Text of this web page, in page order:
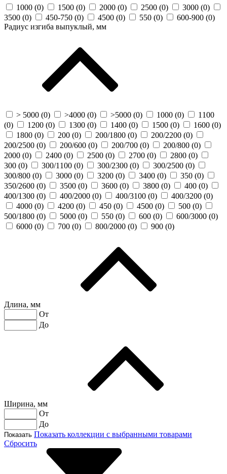
1000 (0) 1500 (0) 2000 (0) 2500 (0) 3000 (0)
3500 (0) 450-750 (0) 4500 (0) 550 (0) 600-900 (0)
Радиус изгиба выпуклый, мм
> 5000 (0) >4000 (0) >5000 (0) 1000 (0)
1100
(0) 1200 (0) 1300 (0) 1400 (0) 1500 (0) 1600 (0)
1800 (0) 200 (0) 200/1800 (0) 200/2200 (0)
200/2500 (0) 200/600 (0) 200/700 (0) 200/800 (0)
2000 (0) 2400 (0) 2500 (0) 2700 (0) 2800 (0)
300 (0) 300/1100 (0) 300/2300 (0) 300/2500 (0)
300/800 (0) 3000 (0) 3200 (0) 3400 (0) 350 (0)
350/2600 (0) 3500 (0) 3600 (0) 3800 (0) 400 (0)
400/1300 (0) 400/2000 (0) 400/3100 (0) 400/3200 (0)
4000 (0) 4200 (0) 450 (0) 4500 (0) 500 (0)
500/1800 (0) 5000 (0) 550 (0) 600 (0) 600/3000 (0)
6000 (0) 700 (0) 800/2000 (0) 900 (0)
Длина, мм
От
До
Ширина, мм
От
До
Показать Показать коллекции с выбранными товарами
Сбросить